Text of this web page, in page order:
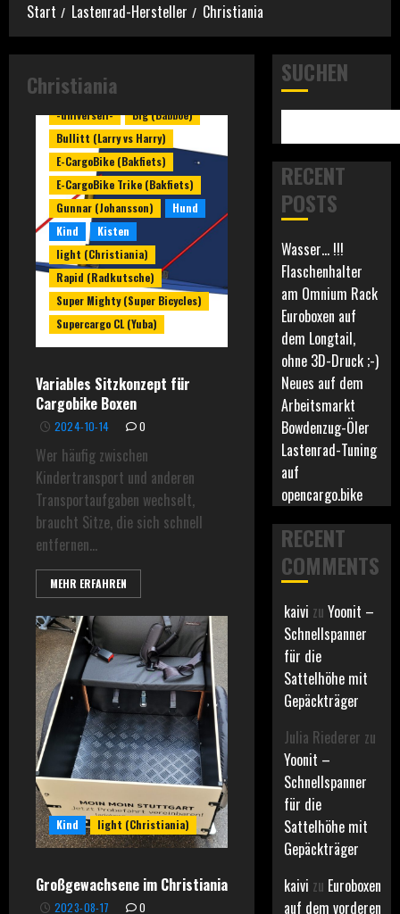
Start Lastenrad-Hersteller Christiania
Christiania
-universell-
Big (Babboe)
Bullitt (Larry vs Harry)
E-CargoBike (Bakfiets)
E-CargoBike Trike (Bakfiets)
Gunnar (Johansson)
Hund
Kind
Kisten
light (Christiania)
Rapid (Radkutsche)
Super Mighty (Super Bicycles)
Supercargo CL (Yuba)
Variables Sitzkonzept für
Cargobike Boxen
2024-10-14 0
Wer häufig zwischen
Kindertransport und anderen
Transportaufgaben wechselt,
braucht Sitze, die sich schnell
entfernen...
MEHR ERFAHREN
Kind light (Christiania)
Großgewachsene im Christiania
2023-08-17 0
SUCHEN
RECENT
POSTS
Wasser… !!!
Flaschenhalter
am Omnium Rack
Euroboxen auf
dem Longtail,
ohne 3D-Druck ;-)
Neues auf dem
Arbeitsmarkt
Bowdenzug-Öler
Lastenrad-Tuning
auf
opencargo.bike
RECENT
COMMENTS
kaivi zuYoonit –
Schnellspanner
für die
Sattelhöhe mit
Gepäckträger
Julia Riederer zu
Yoonit –
Schnellspanner
für die
Sattelhöhe mit
Gepäckträger
kaivi zu Euroboxen
auf dem vorderen